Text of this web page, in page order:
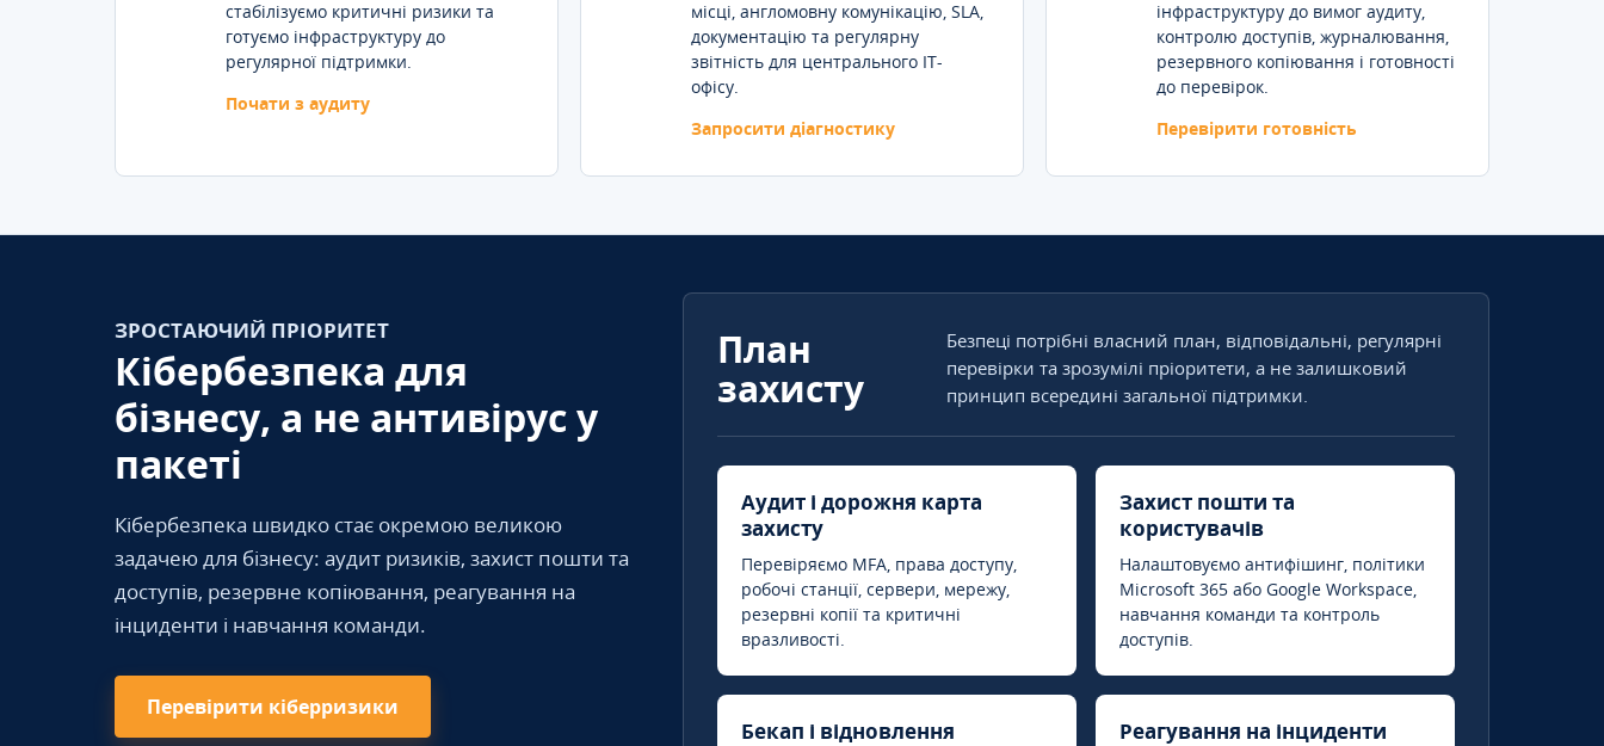
стабілізуємо критичні ризики та
готуємо інфраструктуру до
регулярної підтримки.
Почати з аудиту
місці, англомовну комунікацію, SLA,
документацію та регулярну
звітність для центрального IT-
офісу.
Запросити діагностику
інфраструктуру до вимог аудиту,
контролю доступів, журналювання,
резервного копіювання і готовності
до перевірок.
Перевірити готовність
ЗРОСТАЮЧИЙ ПРІОРИТЕТ
Кібербезпека для
бізнесу, а не антивірус у
пакеті
Кібербезпека швидко стає окремою великою
задачею для бізнесу: аудит ризиків, захист пошти та
доступів, резервне копіювання, реагування на
інциденти і навчання команди.
Перевірити кіберризики
План
захисту
Безпеці потрібні власний план, відповідальні, регулярні
перевірки та зрозумілі пріоритети, а не залишковий
принцип всередині загальної підтримки.
Аудит і дорожня карта
захисту
Перевіряємо MFA, права доступу,
робочі станції, сервери, мережу,
резервні копії та критичні
вразливості.
Захист пошти та
користувачів
Налаштовуємо антифішинг, політики
Microsoft 365 або Google Workspace,
навчання команди та контроль
доступів.
Бекап і відновлення Реагування на інциденти